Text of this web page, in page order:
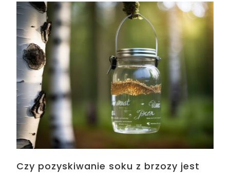
Czy pozyskiwanie soku z brzozy jest